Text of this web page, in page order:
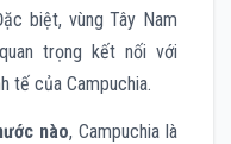
biệt, vùng Tây Nam
trọng kết nối với
tế của Campuchia.
nào, Campuchia là